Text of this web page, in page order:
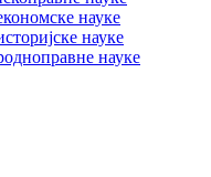
науке
науке
науке